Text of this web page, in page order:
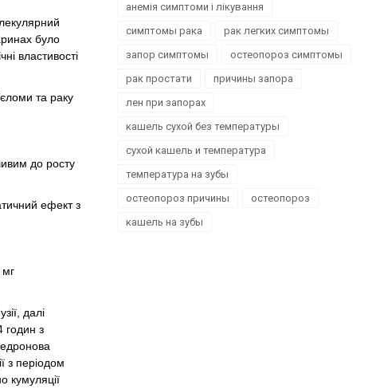
було
властивості
та раку
до росту
ефект з
мг
далі
годин з
з періодом
кумуляції
анемія симптоми і лікування
симптомы рака
рак легких симптомы
запор симптомы
остеопороз симптомы
рак простати
причины запора
лен при запорах
кашель сухой без температуры
сухой кашель и температура
температура на зубы
остеопороз причины
остеопороз
кашель на зубы